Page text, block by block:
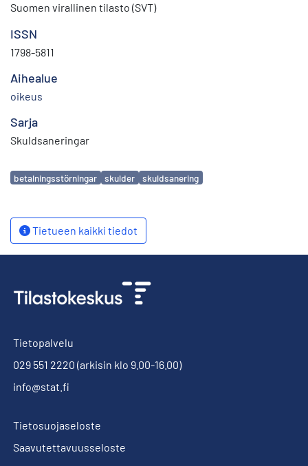
Suomen virallinen tilasto (SVT)
ISSN
1798-5811
Aihealue
oikeus
Sarja
Skuldsaneringar
Avainsanat
betalningsstörningar skulder skuldsanering
Tietueen kaikki tiedot
Tietopalvelu
029 551 2220 (arkisin klo 9.00-16.00)
info@stat.fi
Tietosuojaseloste
Saavutettavuusseloste